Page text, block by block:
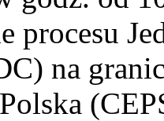
procesu
na